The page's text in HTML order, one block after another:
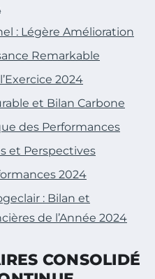
: Légère Amélioration
Remarkable
2024
et Bilan Carbone
des Performances
et Perspectives
2024
: Bilan et
de l’Année 2024
CONSOLIDÉ